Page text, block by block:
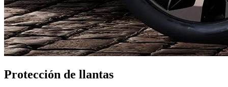
Protección de llantas